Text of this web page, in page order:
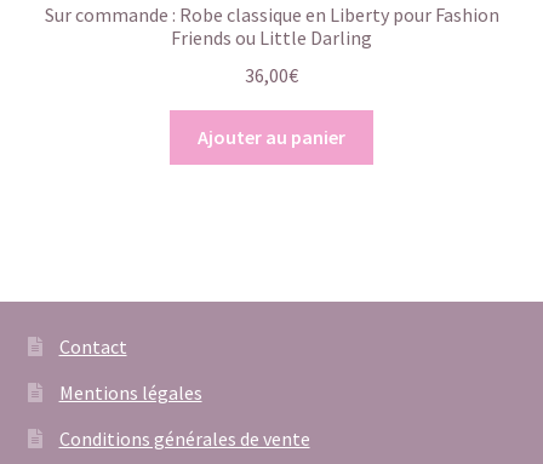
Sur commande : Robe classique en Liberty pour Fashion
Friends ou Little Darling
36,00€
Ajouter au panier
Contact
Mentions légales
Conditions générales de vente